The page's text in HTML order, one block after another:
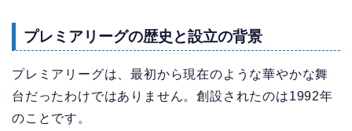
プレミアリーグの歴史と設立の背景
プレミアリーグは、最初から現在のような華やかな舞
台だったわけではありません。創設されたのは1992年
のことです。